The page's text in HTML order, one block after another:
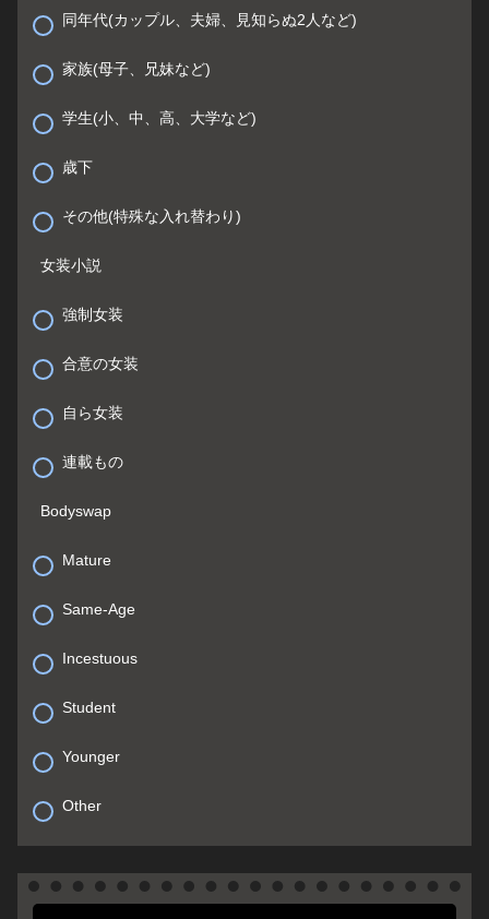
同年代(カップル、夫婦、見知らぬ2人など)
家族(母子、兄妹など)
学生(小、中、高、大学など)
歳下
その他(特殊な入れ替わり)
女装小説
強制女装
合意の女装
自ら女装
連載もの
Bodyswap
Mature
Same-Age
Incestuous
Student
Younger
Other